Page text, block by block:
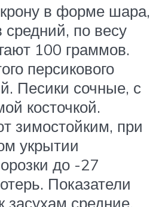
в форме шара,
по весу
100 граммов.
персикового
Песики сочные, с
косточкой.
зимостойким, при
укрытии
до -27
Показатели
засухам средние.